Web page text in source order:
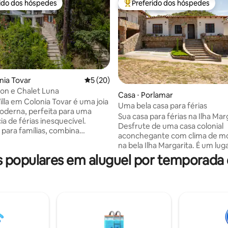
de 5, 38 avaliações
preferidos dos hóspedes
dos hóspedes
Tovar 5 de uma avaliação média de 5, 20
5 (20)
e Chalet Luna
em Colonia Tovar é uma joia
perfeita para uma
de férias inesquecível.
famílias, combina
e de Colonia Tovar a
um cenário idílico.
Entre os melhores preferidos
Preferido dos hóspedes
Casa ⋅ Porlamar
Uma bela casa para férias
Sua casa para férias na Ilha
Desfrute de uma casa colonial
aconchegante com clima de
na bela Ilha Margarita. É um
e tranquilo para até 5
perto das praias, estádio de
você pode ter acesso a
da Ilha com o conforto de uma
comunidade privada e portuária.
em aluguel por temporada